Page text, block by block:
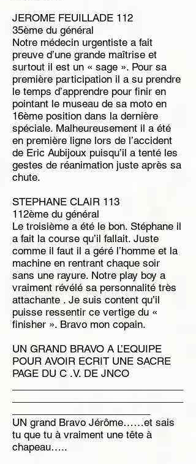
JEROME FEUILLADE 112
35ème du général
Notre médecin urgentiste a fait
preuve d’une grande maîtrise et
surtout il est un « sage ». Pour sa
première participation il a su prendre
le temps d’apprendre pour finir en
pointant le museau de sa moto en
16ème position dans la dernière
spéciale. Malheureusement il a été
en première ligne lors de l’accident
de Eric Aubijoux puisqu’il a tenté les
gestes de réanimation juste après sa
chute.
STEPHANE CLAIR 113
112ème du général
Le troisième a été le bon. Stéphane il
a fait la course qu’il fallait. Juste
comme il faut il a géré l’homme et la
machine en rentrant chaque soir
sans une rayure. Notre play boy a
vraiment révélé sa personnalité très
attachante . Je suis content qu’il
puisse ressentir ce vertige du «
finisher ». Bravo mon copain.
UN GRAND BRAVO A L’EQUIPE
POUR AVOIR ECRIT UNE SACRE
PAGE DU C .V. DE JNCO
UN grand Bravo Jérôme……et sais
tu que tu à vraiment une tête à
chapeau…..